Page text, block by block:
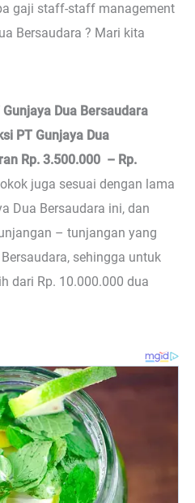
gaji staff-staff management
Bersaudara ? Mari kita
Dua Bersaudara
PT Gunjaya Dua
Rp. 3.500.000 – Rp.
juga sesuai dengan lama
Dua Bersaudara ini, dan
– tunjangan yang
sehingga untuk
dari Rp. 10.000.000 dua